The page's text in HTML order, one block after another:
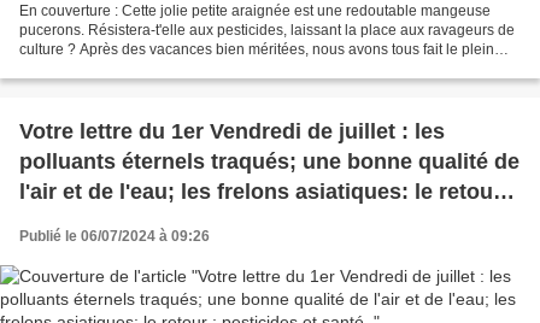
En couverture : Cette jolie petite araignée est une redoutable mangeuse
pucerons. Résistera-t'elle aux pesticides, laissant la place aux ravageurs de
culture ? Après des vacances bien méritées, nous avons tous fait le plein
Votre lettre du 1er Vendredi de juillet : les
polluants éternels traqués; une bonne qualité de
l'air et de l'eau; les frelons asiatiques: le retour ;
Publié le 06/07/2024 à 09:26